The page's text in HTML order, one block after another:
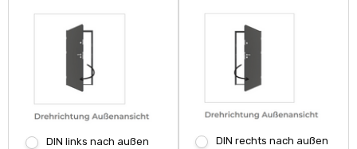
DIN links nach außen
DIN rechts nach außen